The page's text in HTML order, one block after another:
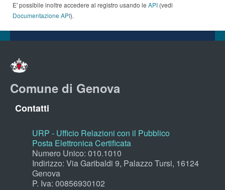
E' possibile inoltre accedere al registro usando le API (vedi
Documentazione API).
Comune di Genova
Contatti
URP - Ufficio Relazioni con il Pubblico
Posta Elettronica Certificata
Numero Unico: 010.1010
Indirizzo: Via Garibaldi 9, Palazzo Tursi, 16124
Genova
P. Iva: 00856930102